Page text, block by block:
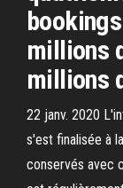
millions
millions
22 janv. 2020
s'est finalisée à
conservés avec